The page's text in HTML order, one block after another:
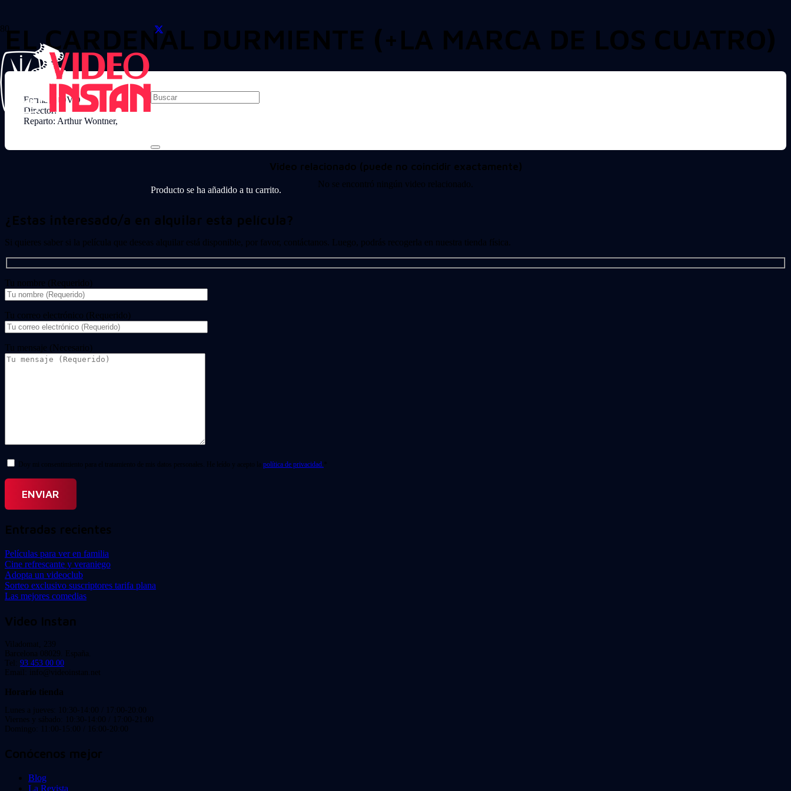
Producto se ha añadido a tu carrito.
EL CARDENAL DURMIENTE (+LA MARCA DE LOS CUATRO)
Formato: DVD
Director:
Reparto: Arthur Wontner,
Video relacionado (puede no coincidir exactamente)
No se encontró ningún video relacionado.
¿Estas interesado/a en alquilar esta película?
Si quieres saber si la película que deseas alquilar está disponible, por favor, contáctanos. Luego, podrás recogerla en nuestra tienda física.
Tu nombre (Requerido)
Tu correo electrónico (Requerido)
Tu mensaje (Necesario)
Doy mi consentimiento para el tratamiento de mis datos personales. He leído y acepto la política de privacidad. *
Entradas recientes
Películas para ver en familia
Cine refrescante y veraniego
Adopta un videoclub
Sorteo exclusivo suscriptores tarifa plana
Las mejores comedias
Video Instan
Viladomat, 239
Barcelona 08029. España.
Tel: 93 453 00 00
Email: info@videoinstan.net
Horario tienda
Lunes a jueves: 10:30-14:00 / 17:00-20:00
Viernes y sábado: 10:30-14:00 / 17:00-21:00
Domingo: 11:00-15:00 / 16:00-20:00
Conócenos mejor
Blog
La Revista